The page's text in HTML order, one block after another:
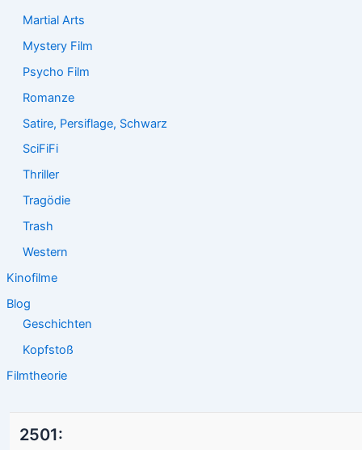
Martial Arts
Mystery Film
Psycho Film
Romanze
Satire, Persiflage, Schwarz
SciFiFi
Thriller
Tragödie
Trash
Western
Kinofilme
Blog
Geschichten
Kopfstoß
Filmtheorie
2501: